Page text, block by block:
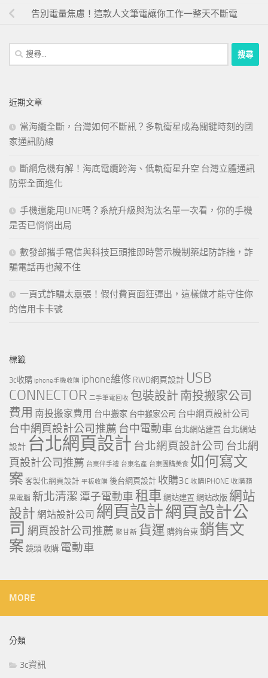
告別電量焦慮！這款人文筆電讓你工作一整天不斷電
搜
尋
字:
近期文章
當海纜全斷，台灣如何不斷訊？多軌衛星成為關鍵時刻的國
家通訊防線
斷網危機有解！海底電纜跨海、低軌衛星升空 台灣立體通訊
防禦全面進化
手機還能用LINE嗎？系統升級與淘汰名單一次看，你的手機
是否已悄悄出局
數發部攜手電信與科技巨頭推即時警示機制築起防詐牆，詐
騙電話再也藏不住
一頁式詐騙太囂張！假付費頁面狂彈出，這樣做才能守住你
的信用卡卡號
標籤
3c收購 iphone手機收購 iphone維修 RWD網頁設計 USB
CONNECTOR 二手筆電回收 包裝設計 南投搬家公司
費用 南投搬家費用 台中搬家 台中搬家公司 台中網頁設計公司
台中網頁設計公司推薦 台中電動車 台北網站建置 台北網站
設計 台北網頁設計 台北網頁設計公司 台北網
頁設計公司推薦 台東伴手禮 台東名產 台東團購美食 如何寫文
案 客製化網頁設計 平板收購 後台網頁設計 收購3c 收購IPHONE 收購蘋
果電腦 新北清潔 潭子電動車租車 網站建置 網站改版 網站
設計 網站設計公司 網頁設計網頁設計公
司 網頁設計公司推薦 聚甘新 貨運 購夠台東 銷售文
案 鏡頭 收購 電動車
MORE
分類
3c資訊